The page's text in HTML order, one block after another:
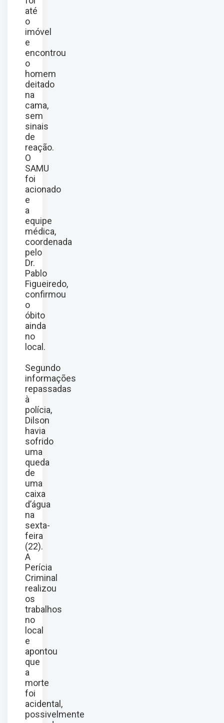
até
o
imóvel
e
encontrou
o
homem
deitado
na
cama,
sem
sinais
de
reação.
O
SAMU
foi
acionado
e
a
equipe
médica,
coordenada
pelo
Dr.
Pablo
Figueiredo,
confirmou
o
óbito
ainda
no
local.
Segundo
informações
repassadas
à
polícia,
Dilson
havia
sofrido
uma
queda
de
uma
caixa
d’água
na
sexta-
feira
(22).
A
Perícia
Criminal
realizou
os
trabalhos
no
local
e
apontou
que
a
morte
foi
acidental,
possivelmente